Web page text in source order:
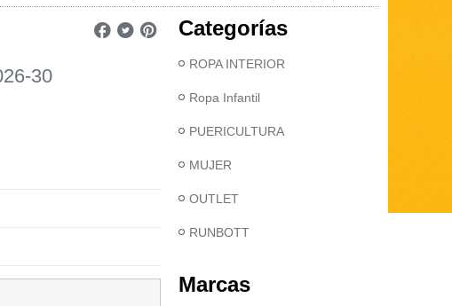
30
Categorías
ROPA INTERIOR
Ropa Infantil
PUERICULTURA
MUJER
OUTLET
RUNBOTT
Marcas